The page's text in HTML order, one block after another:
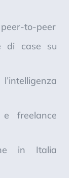
to-peer
di case su
freelance
in Italia